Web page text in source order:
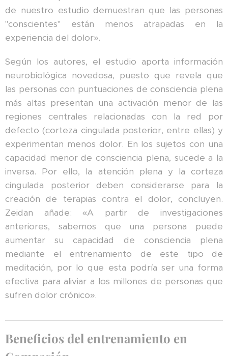
de nuestro estudio demuestran que las personas
"conscientes" están menos atrapadas en la
experiencia del dolor».
Según los autores, el estudio aporta información
neurobiológica novedosa, puesto que revela que
las personas con puntuaciones de consciencia plena
más altas presentan una activación menor de las
regiones centrales relacionadas con la red por
defecto (corteza cingulada posterior, entre ellas) y
experimentan menos dolor. En los sujetos con una
capacidad menor de consciencia plena, sucede a la
inversa. Por ello, la atención plena y la corteza
cingulada posterior deben considerarse para la
creación de terapias contra el dolor, concluyen.
Zeidan añade: «A partir de investigaciones
anteriores, sabemos que una persona puede
aumentar su capacidad de consciencia plena
mediante el entrenamiento de este tipo de
meditación, por lo que esta podría ser una forma
efectiva para aliviar a los millones de personas que
sufren dolor crónico».
Beneficios del entrenamiento en